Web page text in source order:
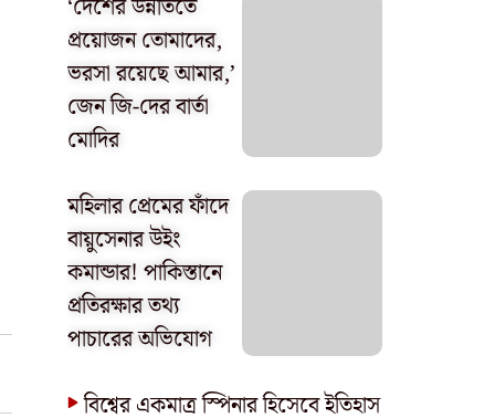
‘দেশের উন্নতিতে
প্রয়োজন তোমাদের,
ভরসা রয়েছে আমার,’
জেন জি-দের বার্তা
মোদির
মহিলার প্রেমের ফাঁদে
বায়ুসেনার উইং
কমান্ডার! পাকিস্তানে
প্রতিরক্ষার তথ্য
পাচারের অভিযোগ
বিশ্বের একমাত্র স্পিনার হিসেবে ইতিহাস